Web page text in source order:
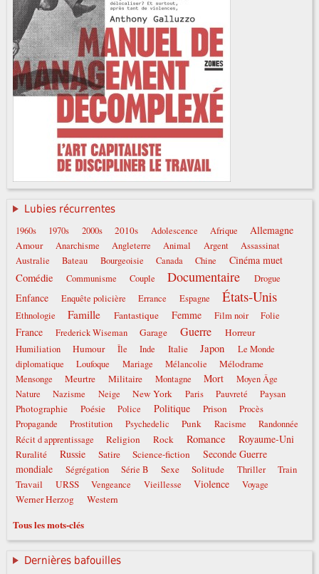
Lubies récurrentes
1960s 1970s 2000s 2010s Adolescence Afrique Allemagne
Amour Anarchisme Angleterre Animal Argent
Assassinat
Australie
Bateau Bourgeoisie Canada Chine Cinéma muet
Comédie Communisme Couple Documentaire Drogue
Enfance Enquête policière Errance Espagne États-Unis
Ethnologie Famille Fantastique Femme Film noir Folie
France Frederick Wiseman Garage Guerre Horreur
Humiliation Humour Île Inde Italie Japon
Le Monde
diplomatique
Loufoque Mariage Mélancolie Mélodrame
Mensonge Meurtre Militaire Montagne Mort
Moyen Âge
Nature
Nazisme Neige New York Paris Pauvreté Paysan
Photographie Poésie Police Politique Prison
Procès
Propagande
Prostitution Psychedelic Punk Racisme
Randonnée
Récit d apprentissage
Religion Rock Romance Royaume-Uni
Ruralité Russie Satire Science-fiction
Seconde Guerre
mondiale
Ségrégation Série B Sexe Solitude Thriller Train
Travail URSS Vengeance Vieillesse Violence Voyage
Werner Herzog Western
Tous les mots-clés
Dernières bafouilles